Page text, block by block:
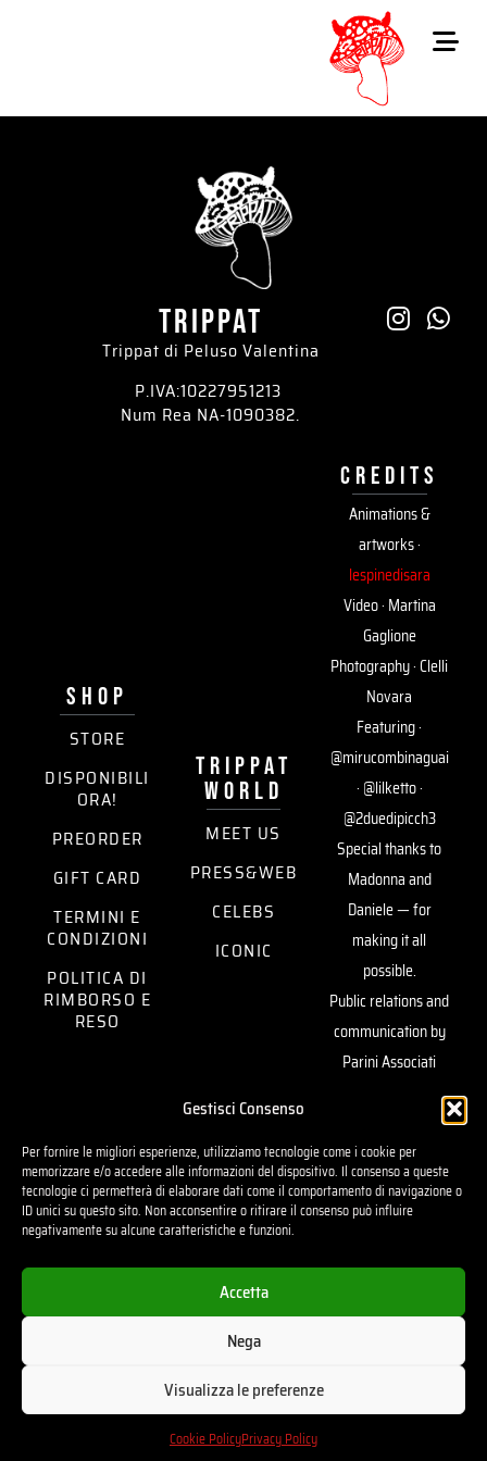
Gestisci Consenso
Per fornire le migliori esperienze, utilizziamo tecnologie come i cookie per
memorizzare e/o accedere alle informazioni del dispositivo. Il consenso a queste
tecnologie ci permetterà di elaborare dati come il comportamento di navigazione o
ID unici su questo sito. Non acconsentire o ritirare il consenso può influire
negativamente su alcune caratteristiche e funzioni.
Accetta
Nega
Visualizza le preferenze
Cookie PolicyPrivacy Policy
trippat
Trippat di Peluso Valentina
P.IVA:10227951213
Num Rea NA-1090382.
SHOP
STORE
DISPONIBILI
ORA!
PREORDER
GIFT CARD
TERMINI E
CONDIZIONI
POLITICA DI
RIMBORSO E
RESO
trippat
world
MEET US
PRESS&WEB
CELEBS
ICONIC
credits
Animations &
artworks ·
lespinedisara
Video · Martina
Gaglione
Photography · Clelli
Novara
Featuring ·
@mirucombinaguai
· @lilketto ·
@2duedipicch3
Special thanks to
Madonna and
Daniele — for
making it all
possible.
Public relations and
communication by
Parini Associati
sustaining our vision.
Powered byUgo
2026© - TRIPPAT | All rights reserved